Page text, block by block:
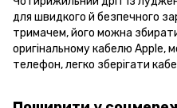
для швидкого й безпечного
тримачем, його можна
оригінальному кабелю Apple,
телефон, легко зберігати